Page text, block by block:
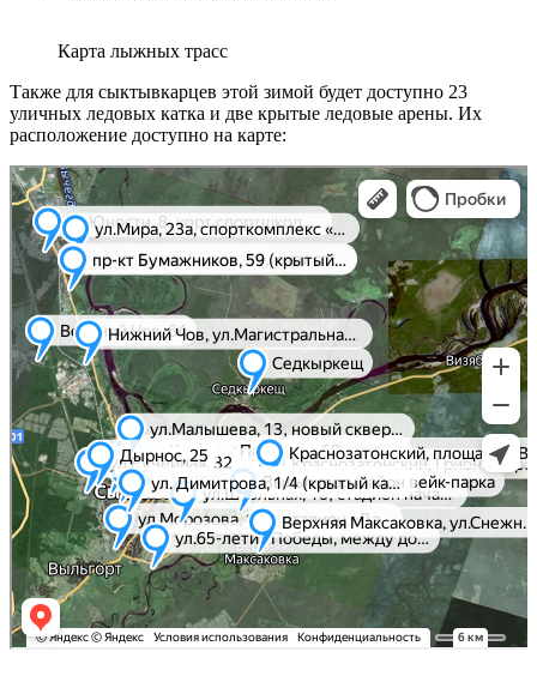
Карта лыжных трасс
Также для сыктывкарцев этой зимой будет доступно 23
уличных ледовых катка и две крытые ледовые арены. Их
расположение доступно на карте:
Яндекс Карты
Яндекс Карты — транспорт, навигация, поиск мест